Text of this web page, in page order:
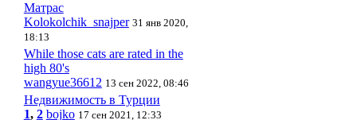
Матрас
Kolokolchik_snajper 31 янв 2020,
18:13
While those cats are rated in the
high 80's
wangyue36612 13 сен 2022, 08:46
Недвижимость в Турции
1, 2 bojko 17 сен 2021, 12:33